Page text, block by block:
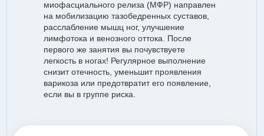
миофасциального релиза (МФР) направлен
на мобилизацию тазобедренных суставов,
расслабление мышц ног, улучшение
лимфотока и венозного оттока. После
первого же занятия вы почувствуете
легкость в ногах! Регулярное выполнение
снизит отечность, уменьшит проявления
варикоза или предотвратит его появление,
если вы в группе риска.